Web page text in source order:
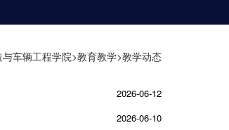
与车辆工程学院>教育教学>教学动态
2026-06-12
2026-06-10